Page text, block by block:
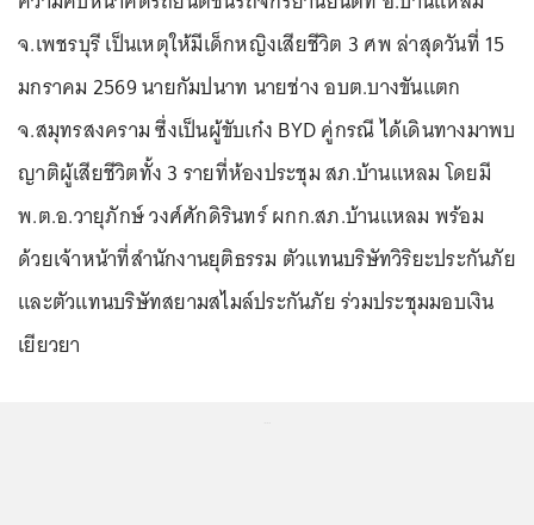
จ.เพชรบุรี เป็นเหตุให้มีเด็กหญิงเสียชีวิต 3 ศพ ล่าสุดวันที่ 15
มกราคม 2569 นายกัมปนาท นายช่าง อบต.บางขันแตก
จ.สมุทรสงคราม ซึ่งเป็นผู้ขับเก๋ง BYD คู่กรณี ได้เดินทางมาพบ
ญาติผู้เสียชีวิตทั้ง 3 รายที่ห้องประชุม สภ.บ้านแหลม โดยมี
พ.ต.อ.วายุภักษ์ วงศ์ศักดิรินทร์ ผกก.สภ.บ้านแหลม พร้อม
ด้วยเจ้าหน้าที่สำนักงานยุติธรรม ตัวแทนบริษัทวิริยะประกันภัย
และตัวแทนบริษัทสยามสไมล์ประกันภัย ร่วมประชุมมอบเงิน
เยียวยา